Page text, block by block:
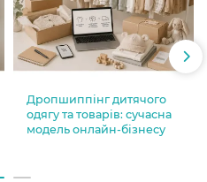
Дропшиппінг дитячого
одягу та товарів: сучасна
модель онлайн-бізнесу